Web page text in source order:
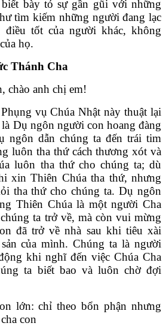
bày tỏ sự gần gũi với những
tìm kiếm những người đang lạc
tốt của người khác, không
họ.
Thánh Cha
chào anh chị em!
vụ Chúa Nhật này thuật lại
Dụ ngôn người con hoang đàng
ngôn dẫn chúng ta đến trái tim
luôn tha thứ cách thương xót và
luôn tha thứ cho chúng ta; dù
xin Thiên Chúa tha thứ, nhưng
tha thứ cho chúng ta. Dụ ngôn
Thiên Chúa là một người Cha
ta trở về, mà còn vui mừng
đã trở về nhà sau khi tiêu xài
của mình. Chúng ta là người
khi nghĩ đến việc Chúa Cha
ta biết bao và luôn chờ đợi
lớn: chỉ theo bổn phận nhưng
con